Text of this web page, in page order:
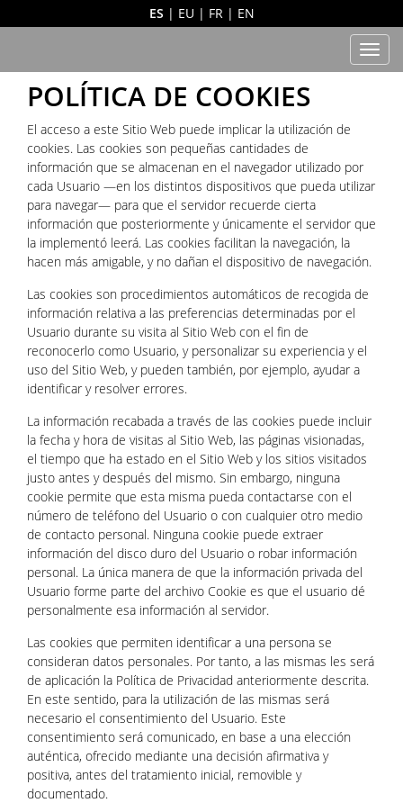
ES | EU | FR| EN
POLÍTICA DE COOKIES
El acceso a este Sitio Web puede implicar la utilización de
cookies. Las cookies son pequeñas cantidades de
información que se almacenan en el navegador utilizado por
cada Usuario —en los distintos dispositivos que pueda utilizar
para navegar— para que el servidor recuerde cierta
información que posteriormente y únicamente el servidor que
la implementó leerá. Las cookies facilitan la navegación, la
hacen más amigable, y no dañan el dispositivo de navegación.
Las cookies son procedimientos automáticos de recogida de
información relativa a las preferencias determinadas por el
Usuario durante su visita al Sitio Web con el fin de
reconocerlo como Usuario, y personalizar su experiencia y el
uso del Sitio Web, y pueden también, por ejemplo, ayudar a
identificar y resolver errores.
La información recabada a través de las cookies puede incluir
la fecha y hora de visitas al Sitio Web, las páginas visionadas,
el tiempo que ha estado en el Sitio Web y los sitios visitados
justo antes y después del mismo. Sin embargo, ninguna
cookie permite que esta misma pueda contactarse con el
número de teléfono del Usuario o con cualquier otro medio
de contacto personal. Ninguna cookie puede extraer
información del disco duro del Usuario o robar información
personal. La única manera de que la información privada del
Usuario forme parte del archivo Cookie es que el usuario dé
personalmente esa información al servidor.
Las cookies que permiten identificar a una persona se
consideran datos personales. Por tanto, a las mismas les será
de aplicación la Política de Privacidad anteriormente descrita.
En este sentido, para la utilización de las mismas será
necesario el consentimiento del Usuario. Este
consentimiento será comunicado, en base a una elección
auténtica, ofrecido mediante una decisión afirmativa y
positiva, antes del tratamiento inicial, removible y
documentado.